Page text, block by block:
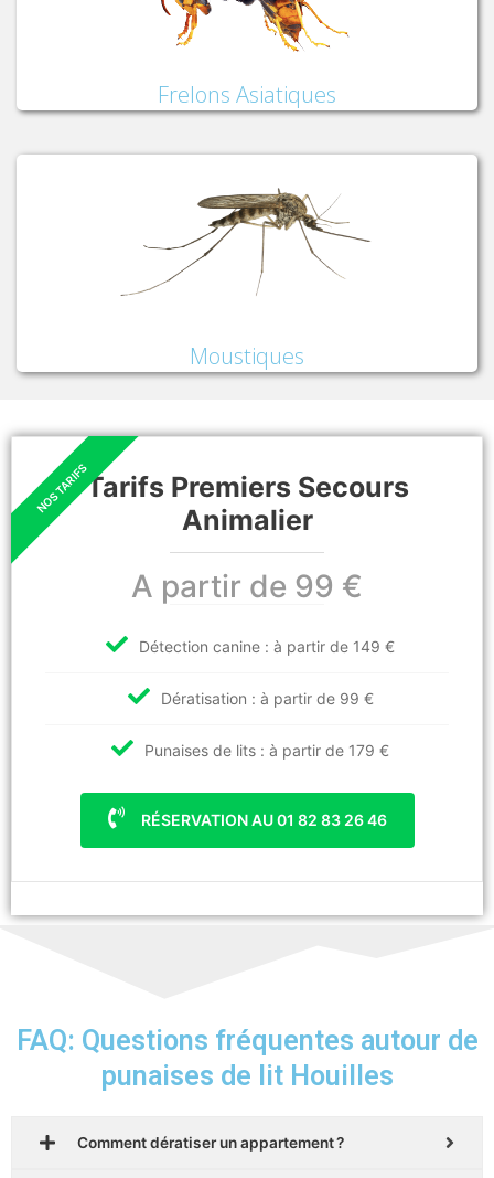
Frelons Asiatiques
Moustiques
Tarifs Premiers Secours
Animalier
A partir de 99 €
Détection canine : à partir de 149 €
Dératisation : à partir de 99 €
Punaises de lits : à partir de 179 €
RÉSERVATION AU 01 82 83 26 46
FAQ: Questions fréquentes autour de
punaises de lit Houilles
Comment dératiser un appartement ?